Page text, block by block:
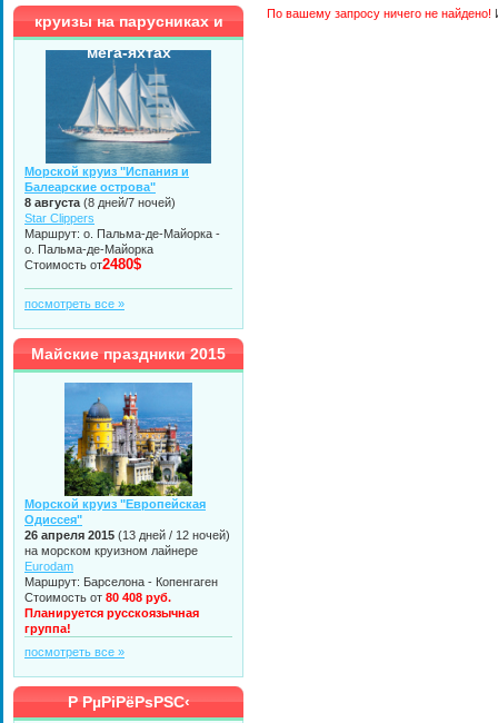
По вашему запросу ничего не найдено!
круизы на парусниках и
мега-яхтах
Морской круиз "Испания и
Балеарские острова"
8 августа (8 дней/7 ночей)
Star Clippers
Маршрут: о. Пальма-де-Майорка -
о. Пальма-де-Майорка
Стоимость от2480$
посмотреть все »
Майские праздники 2015
Морской круиз "Европейская
Одиссея"
26 апреля 2015 (13 дней / 12 ночей)
на морском круизном лайнере
Eurodam
Маршрут: Барселона - Копенгаген
Стоимость от 80 408 руб.
Планируется русскоязычная
группа!
посмотреть все »
Р РµРіРёРѕРЅС‹